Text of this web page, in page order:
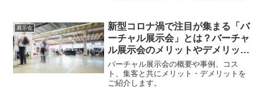
展示会
新型コロナ渦で注目が集まる「バ
ーチャル展示会」とは？バーチャ
ル展示会のメリットやデメリット
を徹底解説〜入門編
バーチャル展示会の概要や事例、コス
ト、集客と共にメリット・デメリットを
ご紹介します。